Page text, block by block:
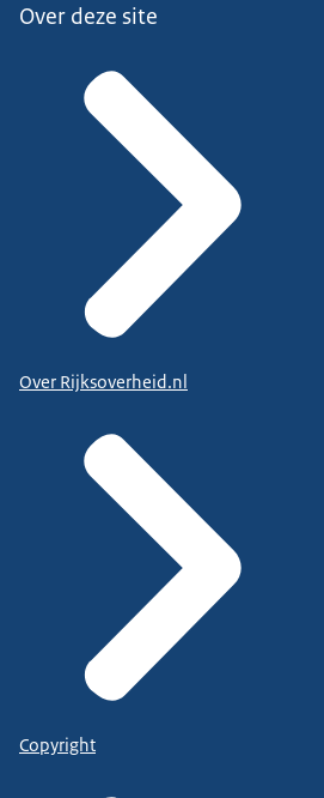
Over deze site
Over Rijksoverheid.nl
Copyright